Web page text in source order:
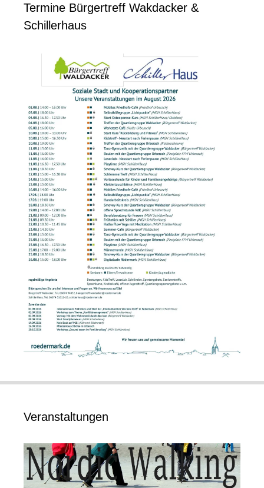
Termine Bürgertreff Wakdacker &
Schillerhaus
Veranstaltungen